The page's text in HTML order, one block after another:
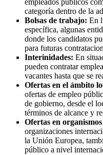
empleados públicos
categoría dentro de la
Bolsas de trabajo: En
específica, algunas
donde los candidatos
para futuras
Interinidades: En
pueden contratar
vacantes hasta que se
Ofertas en el ámbito
ofertas de empleo
de gobierno, desde el
términos de alcance y
Ofertas en
organizaciones
la Unión Europea,
público a nivel